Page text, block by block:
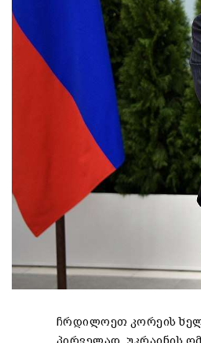
ჩრდილოეთ კორეის